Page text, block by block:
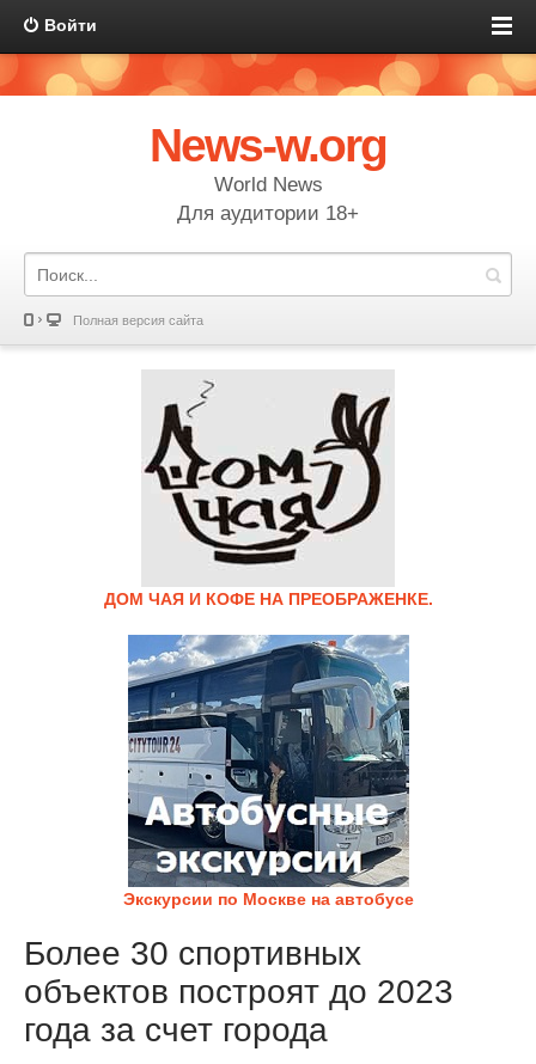
Войти
News-w.org
World News
Для аудитории 18+
Полная версия сайта
ДОМ ЧАЯ И КОФЕ НА ПРЕОБРАЖЕНКЕ.
Экскурсии по Москве на автобусе
Более 30 спортивных
объектов построят до 2023
года за счет города